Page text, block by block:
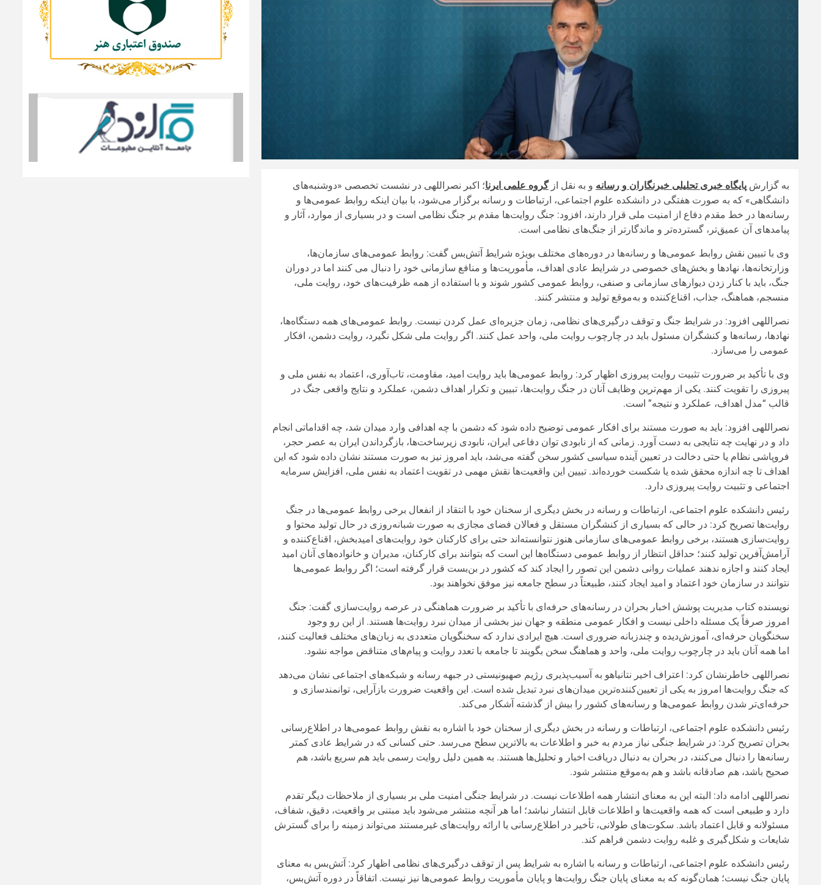
به گزارش پایگاه خبری تحلیلی خبرنگاران و رسانه و به نقل ازگروه علمی ایرنا؛ اکبر نصراللهی در نشست تخصصی «دوشنبه‌های
دانشگاهی» که به صورت هفتگی در دانشکده علوم اجتماعی، ارتباطات و رسانه برگزار می‌شود، با بیان اینکه روابط عمومی‌ها و
رسانه‌ها در خط مقدم دفاع از امنیت ملی قرار دارند، افزود: جنگ روایت‌ها مقدم بر جنگ نظامی است و در بسیاری از موارد، آثار و
پیامدهای آن عمیق‌تر، گسترده‌تر و ماندگارتر از جنگ‌های نظامی است.
وی با تبیین نقش روابط عمومی‌ها و رسانه‌ها در دوره‌های مختلف بویژه شرایط آتش‌بس گفت: روابط عمومی‌های سازمان‌ها،
وزارتخانه‌ها، نهادها و بخش‌های خصوصی در شرایط عادی اهداف، مأموریت‌ها و منافع سازمانی خود را دنبال می کنند اما در دوران
جنگ، باید با کنار زدن دیوارهای سازمانی و صنفی، روابط عمومی‌ کشور شوند و با استفاده از همه ظرفیت‌های خود، روایت ملی،
منسجم، هماهنگ، جذاب، اقناع‌کننده و به‌موقع تولید و منتشر کنند.
نصراللهی افزود: در شرایط جنگ و توقف درگیری‌های نظامی، زمان جزیره‌ای عمل کردن نیست. روابط عمومی‌های همه دستگاه‌ها،
نهادها، رسانه‌ها و کنشگران مسئول باید در چارچوب روایت ملی، واحد عمل کنند. اگر روایت ملی شکل نگیرد، روایت دشمن، افکار
عمومی را می‌سازد.
وی با تأکید بر ضرورت تثبیت روایت پیروزی اظهار کرد: روابط عمومی‌ها باید روایت امید، مقاومت، تاب‌آوری، اعتماد به نفس ملی و
پیروزی را تقویت کنند. یکی از مهم‌ترین وظایف آنان در جنگ روایت‌ها، تبیین و تکرار اهداف دشمن، عملکرد و نتایج واقعی جنگ در
قالب “مدل اهداف، عملکرد و نتیجه” است.
نصراللهی افزود: باید به صورت مستند برای افکار عمومی توضیح داده شود که دشمن با چه اهدافی وارد میدان شد، چه اقداماتی انجام
داد و در نهایت چه نتایجی به دست آورد. زمانی که از نابودی توان دفاعی ایران، نابودی زیرساخت‌ها، بازگرداندن ایران به عصر حجر،
فروپاشی نظام یا حتی دخالت در تعیین آینده سیاسی کشور سخن گفته می‌شد، باید امروز نیز به صورت مستند نشان داده شود که این
اهداف تا چه اندازه محقق شده یا شکست خورده‌اند. تبیین این واقعیت‌ها نقش مهمی در تقویت اعتماد به نفس ملی، افزایش سرمایه
اجتماعی و تثبیت روایت پیروزی دارد.
رئیس دانشکده علوم اجتماعی، ارتباطات و رسانه در بخش دیگری از سخنان خود با انتقاد از انفعال برخی روابط عمومی‌ها در جنگ
روایت‌ها تصریح کرد: در حالی که بسیاری از کنشگران مستقل و فعالان فضای مجازی به صورت شبانه‌روزی در حال تولید محتوا و
روایت‌سازی هستند، برخی روابط عمومی‌های سازمانی هنوز نتوانسته‌اند حتی برای کارکنان خود روایت‌های امیدبخش، اقناع‌کننده و
آرامش‌آفرین تولید کنند؛ حداقل انتظار از روابط عمومی دستگاه‌ها این است که بتوانند برای کارکنان، مدیران و خانواده‌های آنان امید
ایجاد کنند و اجازه ندهند عملیات روانی دشمن این تصور را ایجاد کند که کشور در بن‌بست قرار گرفته است؛ اگر روابط عمومی‌ها
نتوانند در سازمان خود اعتماد و امید ایجاد کنند، طبیعتاً در سطح جامعه نیز موفق نخواهند بود.
نویسنده کتاب مدیریت پوشش اخبار بحران در رسانه‌های حرفه‌ای با تأکید بر ضرورت هماهنگی در عرصه روایت‌سازی گفت: جنگ
امروز صرفاً یک مسئله داخلی نیست و افکار عمومی منطقه و جهان نیز بخشی از میدان نبرد روایت‌ها هستند. از این رو وجود
سخنگویان حرفه‌ای، آموزش‌دیده و چندزبانه ضروری است. هیچ ایرادی ندارد که سخنگویان متعددی به زبان‌های مختلف فعالیت کنند،
اما همه آنان باید در چارچوب روایت ملی، واحد و هماهنگ سخن بگویند تا جامعه با تعدد روایت و پیام‌های متناقض مواجه نشود.
نصراللهی خاطرنشان کرد: اعتراف اخیر نتانیاهو به آسیب‌پذیری رژیم صهیونیستی در جبهه رسانه و شبکه‌های اجتماعی نشان می‌دهد
که جنگ روایت‌ها امروز به یکی از تعیین‌کننده‌ترین میدان‌های نبرد تبدیل شده است. این واقعیت ضرورت بازآرایی، توانمندسازی و
حرفه‌ای‌تر شدن روابط عمومی‌ها و رسانه‌های کشور را بیش از گذشته آشکار می‌کند.
رئیس دانشکده علوم اجتماعی، ارتباطات و رسانه در بخش دیگری از سخنان خود با اشاره به نقش روابط عمومی‌ها در اطلاع‌رسانی
بحران تصریح کرد: در شرایط جنگی نیاز مردم به خبر و اطلاعات به بالاترین سطح می‌رسد. حتی کسانی که در شرایط عادی کمتر
رسانه‌ها را دنبال می‌کنند، در بحران به دنبال دریافت اخبار و تحلیل‌ها هستند. به همین دلیل روایت رسمی باید هم سریع باشد، هم
صحیح باشد، هم صادقانه باشد و هم به‌موقع منتشر شود.
نصراللهی ادامه داد: البته این به معنای انتشار همه اطلاعات نیست. در شرایط جنگی امنیت ملی بر بسیاری از ملاحظات دیگر تقدم
دارد و طبیعی است که همه واقعیت‌ها و اطلاعات قابل انتشار نباشد؛ اما هر آنچه منتشر می‌شود باید مبتنی بر واقعیت، دقیق، شفاف،
مسئولانه و قابل اعتماد باشد. سکوت‌های طولانی، تأخیر در اطلاع‌رسانی یا ارائه روایت‌های غیرمستند می‌تواند زمینه را برای گسترش
شایعات و شکل‌گیری و غلبه روایت دشمن فراهم کند.
رئیس دانشکده علوم اجتماعی، ارتباطات و رسانه با اشاره به شرایط پس از توقف درگیری‌های نظامی اظهار کرد: آتش‌بس به معنای
پایان جنگ نیست؛ همان‌گونه که به معنای پایان جنگ روایت‌ها و پایان مأموریت روابط عمومی‌ها نیز نیست. اتفاقاً در دوره آتش‌بس،